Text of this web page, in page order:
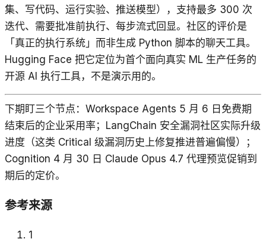
集、写代码、运行实验、推送模型），支持最多 300 次
迭代、需要批准前执行、每步流式回显。社区的评价是
「真正的执行系统」而非生成 Python 脚本的聊天工具。
Hugging Face 把它定位为首个面向真实 ML 生产任务的
开源 AI 执行工具，不是演示用的。
下期盯三个节点：Workspace Agents 5 月 6 日免费期
结束后的企业采用率；LangChain 安全漏洞社区实际升级
进度（这类 Critical 级漏洞历史上修复推进普遍偏慢）；
Cognition 4 月 30 日 Claude Opus 4.7 代理预览促销到
期后的定价。
参考来源
1